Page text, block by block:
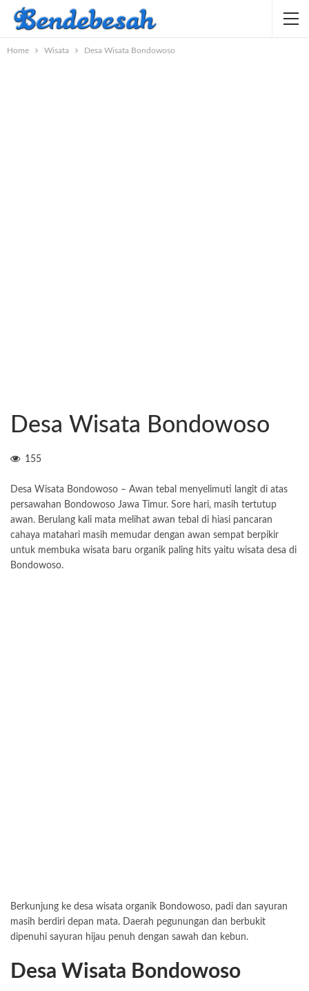
Home Wisata Desa Wisata Bondowoso
Desa Wisata Bondowoso
155
Desa Wisata Bondowoso – Awan tebal menyelimuti langit di atas
persawahan Bondowoso Jawa Timur. Sore hari, masih tertutup
awan. Berulang kali mata melihat awan tebal di hiasi pancaran
cahaya matahari masih memudar dengan awan sempat berpikir
untuk membuka wisata baru organik paling hits yaitu wisata desa di
Bondowoso.
Berkunjung ke desa wisata organik Bondowoso, padi dan sayuran
masih berdiri depan mata. Daerah pegunungan dan berbukit
dipenuhi sayuran hijau penuh dengan sawah dan kebun.
Desa Wisata Bondowoso